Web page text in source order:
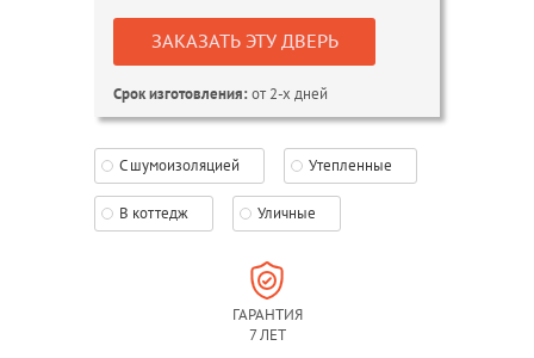
ЗАКАЗАТЬ ЭТУ ДВЕРЬ
Срок изготовления:от 2-х дней
С шумоизоляцией Утепленные
В коттедж Уличные
ГАРАНТИЯ
7 ЛЕТ